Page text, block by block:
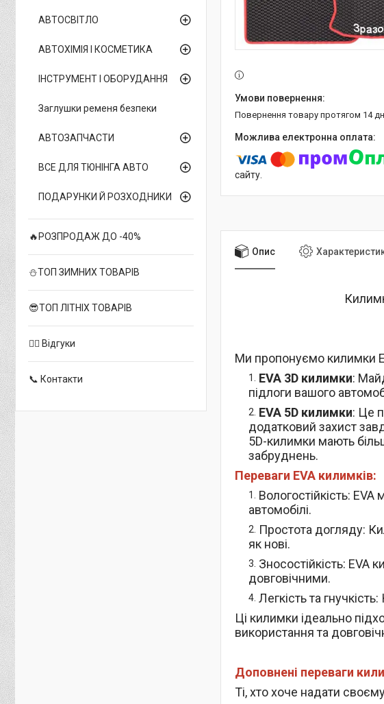
повернення товару протягом 14
сайту.
Опис
Ми пропонуємо килимки
EVA 3D килимки:
підлоги вашого
EVA 5D килимки: Це
додатковий захист
5D-килимки мають
забруднень.
Переваги EVA килимків:
Вологостійкість: EVA
автомобілі.
Простота догляду:
як нові.
Зносостійкість: EVA
довговічними.
Легкість та гнучкість:
Ці килимки ідеально
використання та
Доповнені переваги
Ті, хто хоче надати
АВТОСВІТЛО
АВТОХІМІЯ І КОСМЕТИКА
ІНСТРУМЕНТ І ОБОРУДАННЯ
Заглушки ременя безпеки
АВТОЗАПЧАСТИ
ВСЕ ДЛЯ ТЮНІНГА АВТО
ПОДАРУНКИ Й РОЗХОДНИКИ
🔥РОЗПРОДАЖ ДО -40%
⛄ТОП ЗИМНИХ ТОВАРІВ
😎ТОП ЛІТНІХ ТОВАРІВ
✍🏻 Відгуки
📞 Контакти